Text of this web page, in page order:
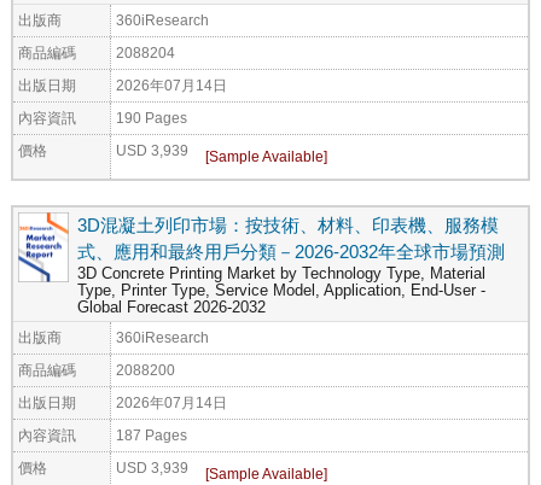
出版商 360iResearch
商品編碼 2088204
出版日期 2026年07月14日
內容資訊 190 Pages
價格 USD 3,939
3D混凝土列印市場：按技術、材料、印表機、服務模
式、應用和最終用戶分類－2026-2032年全球市場預測
3D Concrete Printing Market by Technology Type, Material
Type, Printer Type, Service Model, Application, End-User -
Global Forecast 2026-2032
出版商 360iResearch
商品編碼 2088200
出版日期 2026年07月14日
內容資訊 187 Pages
價格 USD 3,939